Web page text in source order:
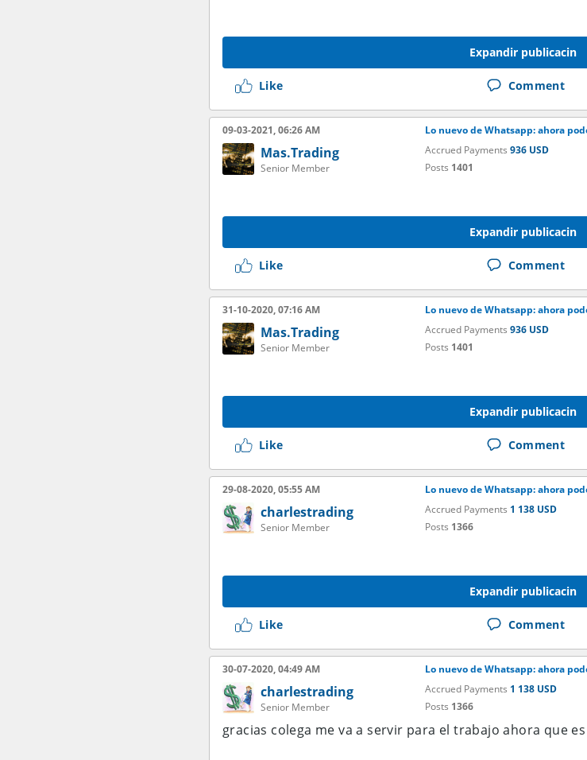
Expandir publicacin
Like Comment
09-03-2021, 06:26 AM Lo nuevo de Whatsapp: ahora
Mas.Trading
Senior Member
Accrued Payments 936 USD
Posts 1401
Expandir publicacin
Like Comment
31-10-2020, 07:16 AM Lo nuevo de Whatsapp: ahora
Mas.Trading
Senior Member
Accrued Payments 936 USD
Posts 1401
Expandir publicacin
Like Comment
29-08-2020, 05:55 AM Lo nuevo de Whatsapp: ahora
charlestrading
Senior Member
Accrued Payments 1 138 USD
Posts 1366
Expandir publicacin
Like Comment
30-07-2020, 04:49 AM Lo nuevo de Whatsapp: ahora
charlestrading
Senior Member
Accrued Payments 1 138 USD
Posts 1366
gracias colega me va a servir para el trabajo ahora que